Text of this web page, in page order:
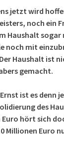
jetzt wird
noch ein
Haushalt
noch mit
Haushalt ist
gemacht.
ist es denn
des
Euro hört sich
Millionen Euro